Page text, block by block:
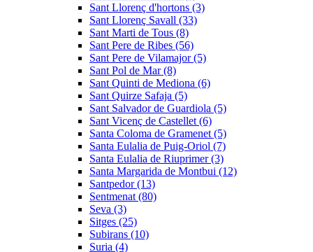
Sant Llorenç d'hortons (3)
Sant Llorenç Savall (33)
Sant Marti de Tous (8)
Sant Pere de Ribes (56)
Sant Pere de Vilamajor (5)
Sant Pol de Mar (8)
Sant Quinti de Mediona (6)
Sant Quirze Safaja (5)
Sant Salvador de Guardiola (5)
Sant Vicenç de Castellet (6)
Santa Coloma de Gramenet (5)
Santa Eulalia de Puig-Oriol (7)
Santa Eulalia de Riuprimer (3)
Santa Margarida de Montbui (12)
Santpedor (13)
Sentmenat (80)
Seva (3)
Sitges (25)
Subirans (10)
Suria (4)